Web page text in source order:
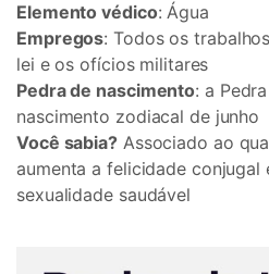
Elemento védico: Água
Empregos: Todos os
lei e os ofícios militares
Pedra de nascimento: a
nascimento zodiacal de junho
Você sabia?Associado ao
aumenta a felicidade conjugal
sexualidade saudável